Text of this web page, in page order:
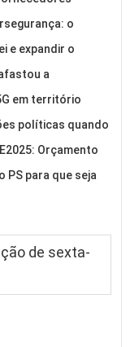
o
e expandir o
a
em território
políticas quando
Orçamento
PS para que seja